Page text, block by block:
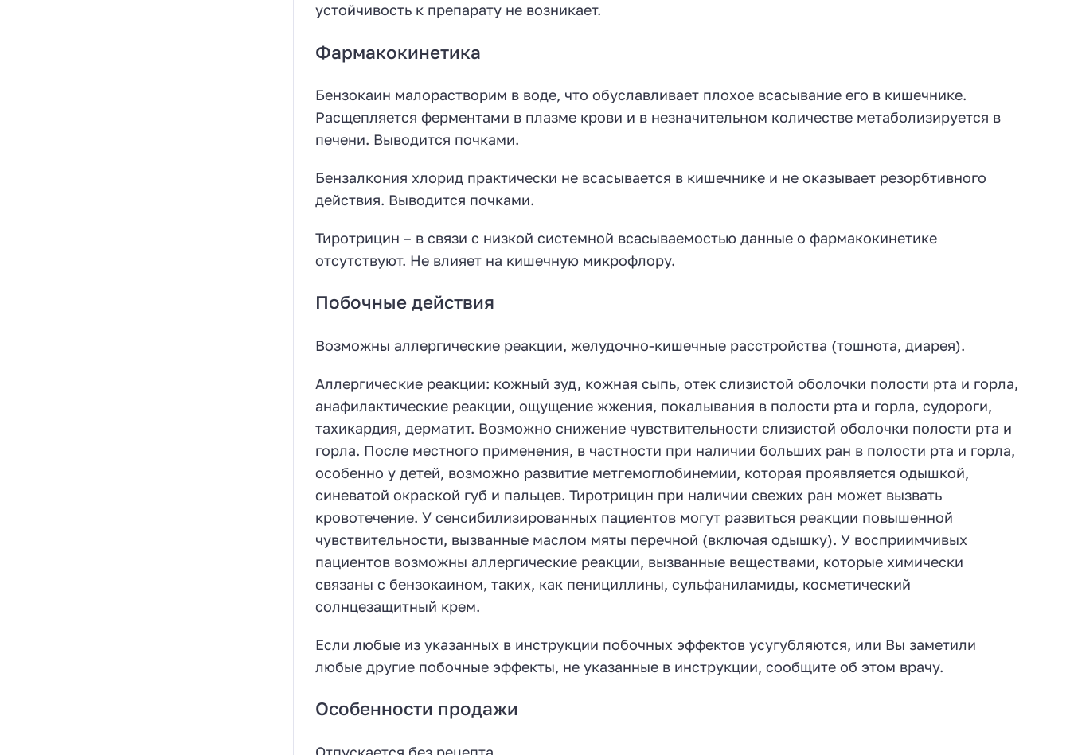
устойчивость к препарату не возникает.
Фармакокинетика
Бензокаин малорастворим в воде, что обуславливает плохое всасывание его в кишечнике.
Расщепляется ферментами в плазме крови и в незначительном количестве метаболизируется в
печени. Выводится почками.
Бензалкония хлорид практически не всасывается в кишечнике и не оказывает резорбтивного
действия. Выводится почками.
Тиротрицин – в связи с низкой системной всасываемостью данные о фармакокинетике
отсутствуют. Не влияет на кишечную микрофлору.
Побочные действия
Возможны аллергические реакции, желудочно-кишечные расстройства (тошнота, диарея).
Аллергические реакции: кожный зуд, кожная сыпь, отек слизистой оболочки полости рта и горла,
анафилактические реакции, ощущение жжения, покалывания в полости рта и горла, судороги,
тахикардия, дерматит. Возможно снижение чувствительности слизистой оболочки полости рта и
горла. После местного применения, в частности при наличии больших ран в полости рта и горла,
особенно у детей, возможно развитие метгемоглобинемии, которая проявляется одышкой,
синеватой окраской губ и пальцев. Тиротрицин при наличии свежих ран может вызвать
кровотечение. У сенсибилизированных пациентов могут развиться реакции повышенной
чувствительности, вызванные маслом мяты перечной (включая одышку). У восприимчивых
пациентов возможны аллергические реакции, вызванные веществами, которые химически
связаны с бензокаином, таких, как пенициллины, сульфаниламиды, косметический
солнцезащитный крем.
Если любые из указанных в инструкции побочных эффектов усугубляются, или Вы заметили
любые другие побочные эффекты, не указанные в инструкции, сообщите об этом врачу.
Особенности продажи